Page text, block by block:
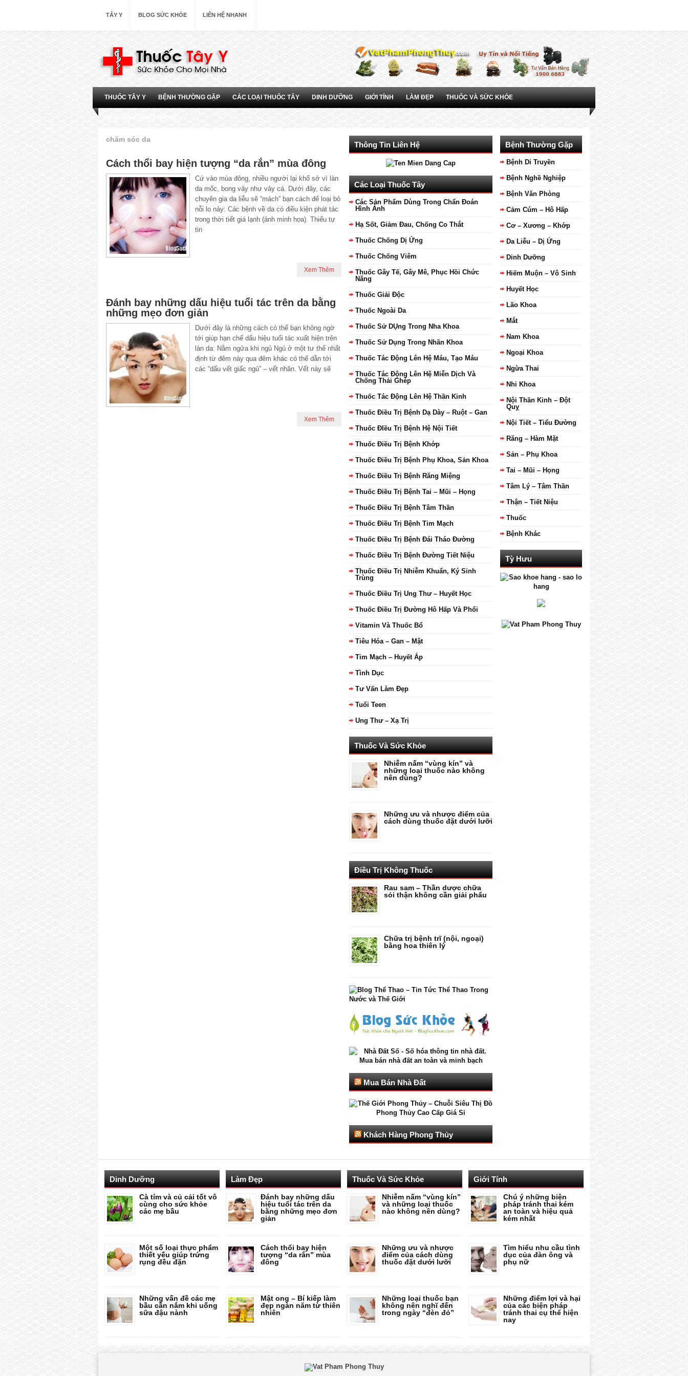
TÂY Y BLOG SỨC KHỎE LIÊN HỆ NHANH
THUỐC TÂY Y BỆNH THƯỜNG GẶP CÁC LOẠI THUỐC TÂY DINH DƯỠNG GIỚI TÍNH LÀM ĐẸP THUỐC VÀ SỨC KHỎE
ĐIỀU TRỊ KHÔNG THUỐC
chăm sóc da
Cách thổi bay hiện tượng “da rắn” mùa đông
Cứ vào mùa đông, nhiều người lại khổ sở vì làn
da mốc, bong vảy như vảy cá. Dưới đây, các
chuyên gia da liễu sẽ “mách” bạn cách để loại bỏ
nỗi lo này: Các bệnh về da có điều kiện phát tác
trong thời tiết giá lạnh (ảnh minh họa). Thiếu tự
tin
Xem Thêm
Đánh bay những dấu hiệu tuổi tác trên da bằng
những mẹo đơn giản
Dưới đây là những cách có thể bạn không ngờ
tới giúp hạn chế dấu hiệu tuổi tác xuất hiện trên
làn da: Nằm ngửa khi ngủ Ngủ ở một tư thế nhất
định từ đêm này qua đêm khác có thể dẫn tới
các “dấu vết giấc ngủ” – vết nhăn. Vết này sẽ
Xem Thêm
Thông Tin Liên Hệ
Các Loại Thuốc Tây
Các Sản Phẩm Dùng Trong Chẩn Đoán
Hình Ảnh
Hạ Sốt, Giảm Đau, Chống Co Thắt
Thuốc Chống Dị Ứng
Thuốc Chống Viêm
Thuốc Gây Tế, Gây Mê, Phục Hồi Chức
Năng
Thuốc Giải Độc
Thuốc Ngoài Da
Thuốc Sử DỤng Trong Nha Khoa
Thuốc Sử Dụng Trong Nhãn Khoa
Thuốc Tác Động Lên Hệ Máu, Tạo Máu
Thuốc Tác Động Lên Hệ Miễn Dịch Và
Chống Thải Ghép
Thuốc Tác Động Lên Hệ Thần Kinh
Thuốc Điều Trị Bệnh Dạ Dày – Ruột – Gan
Thuốc ĐIều Trị Bệnh Hệ Nội Tiết
Thuốc Điều Trị Bệnh Khớp
Thuốc Điều Trị Bệnh Phụ Khoa, Sản Khoa
Thuốc Điều Trị Bệnh Răng Miệng
Thuốc Điều Trị Bệnh Tai – Mũi – Họng
Thuốc Điều Trị Bệnh Tâm Thần
Thuốc Điều Trị Bệnh Tim Mạch
Thuốc Điều Trị Bệnh Đái Tháo Đường
Thuốc Điều Trị Bệnh Đường Tiết Niệu
Thuốc Điều Trị Nhiễm Khuẩn, Ký Sinh
Trùng
Thuốc Điều Trị Ung Thư – Huyết Học
Thuốc Điều Trị Đường Hô Hấp Và Phổi
Vitamin Và Thuốc Bổ
Tiêu Hóa – Gan – Mật
Tim Mạch – Huyết Áp
Tình Dục
Tư Vấn Làm Đẹp
Tuổi Teen
Ung Thư – Xạ Trị
Thuốc Và Sức Khỏe
Nhiễm nấm “vùng kín” và
những loại thuốc nào không
nên dùng?
Những ưu và nhược điểm của
cách dùng thuốc đặt dưới lưỡi
Điều Trị Không Thuốc
Rau sam – Thần dược chữa
sỏi thận không cần giải phẩu
Chữa trị bệnh trĩ (nội, ngoại)
bằng hoa thiên lý
Mua Bán Nhà Đất
Khách Hàng Phong Thủy
Bệnh Thường Gặp
Bệnh Di Truyền
Bệnh Nghề Nghiệp
Bệnh Văn Phòng
Cảm Cúm – Hô Hấp
Cơ – Xương – Khớp
Da Liễu – Dị Ứng
Dinh Dưỡng
Hiếm Muộn – Vô Sinh
Huyết Học
Lão Khoa
Mắt
Nam Khoa
Ngoại Khoa
Ngừa Thai
Nhi Khoa
Nội Thần Kinh – Đột
Quỵ
Nội Tiết – Tiểu Đường
Răng – Hàm Mặt
Sản – Phụ Khoa
Tai – Mũi – Họng
Tâm Lý – Tâm Thần
Thận – Tiết Niệu
Thuốc
Bệnh Khác
Tỳ Hưu
Dinh Dưỡng
Cà tím và củ cải tốt vô
cùng cho sức khỏe
các mẹ bầu
Một số loại thực phẩm
thiết yếu giúp trứng
rụng đều đặn
Những vấn đề các mẹ
bầu cần nắm khi uống
sữa đậu nành
Làm Đẹp
Đánh bay những dấu
hiệu tuổi tác trên da
bằng những mẹo đơn
giản
Cách thổi bay hiện
tượng “da rắn” mùa
đông
Mật ong – Bí kiếp làm
đẹp ngàn năm từ thiên
nhiên
Thuốc Và Sức Khỏe
Nhiễm nấm “vùng kín”
và những loại thuốc
nào không nên dùng?
Những ưu và nhược
điểm của cách dùng
thuốc đặt dưới lưỡi
Những loại thuốc bạn
không nên nghĩ đến
trong ngày “đèn đỏ”
Giới Tính
Chú ý những biện
pháp tránh thai kém
an toàn và hiệu quả
kém nhất
Tìm hiểu nhu cầu tình
dục của đàn ông và
phụ nữ
Những điểm lợi và hại
của các biện pháp
tránh thai cụ thể hiện
nay